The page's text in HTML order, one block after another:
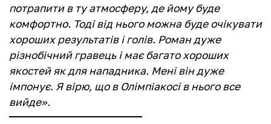
потрапити в ту атмосферу, де йому буде
комфортно. Тоді від нього можна буде очікувати
хороших результатів і голів. Роман дуже
різнобічний гравець і має багато хороших
якостей як для нападника. Мені він дуже
імпонує. Я вірю, що в Олімпіакосі в нього все
вийде».